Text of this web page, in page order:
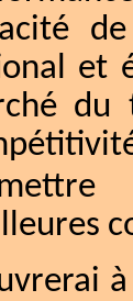
et
du